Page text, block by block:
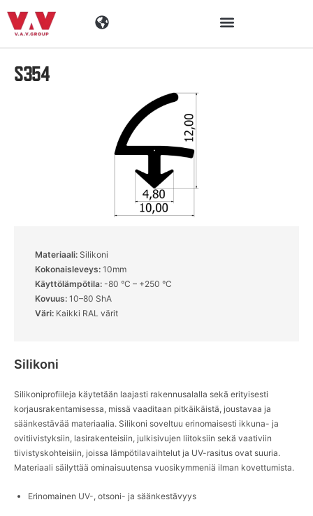
Tuotteet
Materiaalit
Yritys
Yhteystiedot
S354
Materiaali: Silikoni
Kokonaisleveys: 10mm
Käyttölämpötila: -80 °C – +250 °C
Kovuus: 10–80 ShA
Väri: Kaikki RAL värit
Silikoni
Silikoniprofiileja käytetään laajasti rakennusalalla sekä erityisesti
korjausrakentamisessa, missä vaaditaan pitkäikäistä, joustavaa ja
säänkestävää materiaalia. Silikoni soveltuu erinomaisesti ikkuna- ja
ovitiivistyksiin, lasirakenteisiin, julkisivujen liitoksiin sekä vaativiin
tiivistyskohteisiin, joissa lämpötilavaihtelut ja UV-rasitus ovat suuria.
Materiaali säilyttää ominaisuutensa vuosikymmeniä ilman kovettumista.
Erinomainen UV-, otsoni- ja säänkestävyys